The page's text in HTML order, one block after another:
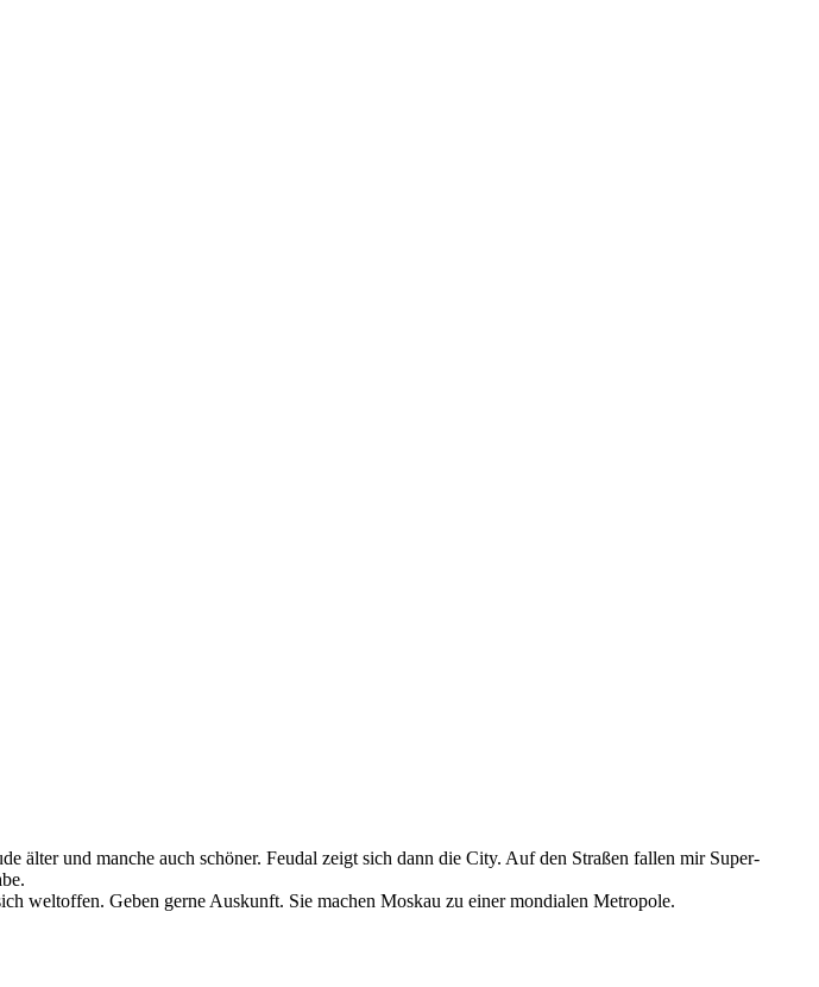
älter und manche auch schöner. Feudal zeigt sich dann die City. Auf den Straßen fallen mir Super-
weltoffen. Geben gerne Auskunft. Sie machen Moskau zu einer mondialen Metropole.